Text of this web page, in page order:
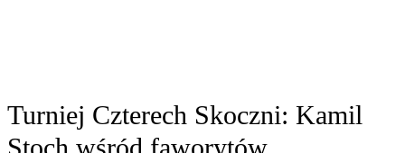
Turniej Czterech Skoczni: Kamil